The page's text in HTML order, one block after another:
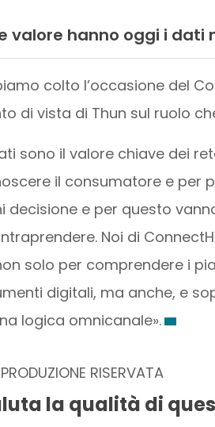
valore hanno oggi i
colto l’occasione del
di vista di Thun sul ruolo
sono il valore chiave dei
il consumatore e per
decisione e per questo
Noi di
solo per comprendere i
digitali, ma anche, e
logica omnicanale».
RISERVATA
la qualità di